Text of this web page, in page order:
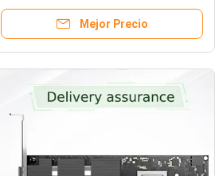
Mejor Precio